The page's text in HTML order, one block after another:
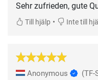
Sehr zufrieden, gute
Till hjälp • Inte till
Anonymous (TF-